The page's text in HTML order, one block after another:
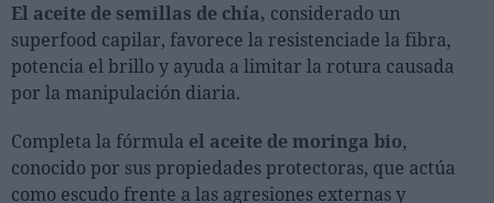
El aceite de semillas de chía, considerado un
superfood capilar, favorece la resistenciade la fibra,
potencia el brillo y ayuda a limitar la rotura causada
por la manipulación diaria.
Completa la fórmula el aceite de moringa bio,
conocido por sus propiedades protectoras, que actúa
como escudo frente a las agresiones externas y